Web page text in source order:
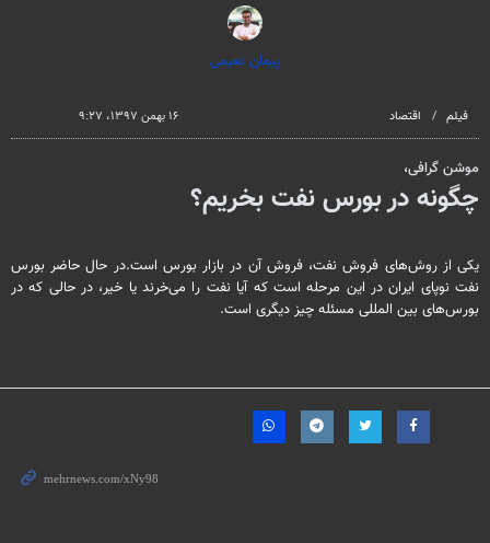
پیمان نعیمی
فیلم اقتصاد ۱۶ بهمن ۱۳۹۷، ۹:۲۷
موشن گرافی،
چگونه در بورس نفت بخریم؟
یکی از روش‌های فروش نفت، فروش آن در بازار بورس است.در حال حاضر بورس
نفت نوپای ایران در این مرحله است که آیا نفت را می‌خرند یا خیر، در حالی که در
بورس‌های بین المللی مسئله چیز دیگری است.